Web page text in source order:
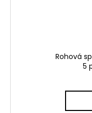
Rohová
5